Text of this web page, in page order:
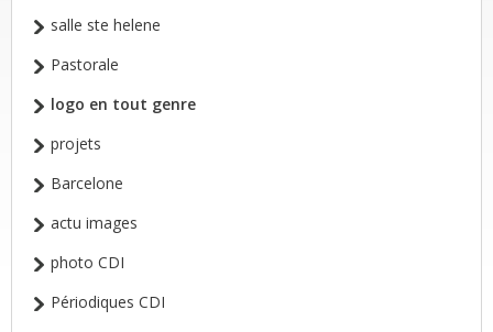
salle ste helene
Pastorale
logo en tout genre
projets
Barcelone
actu images
photo CDI
Périodiques CDI